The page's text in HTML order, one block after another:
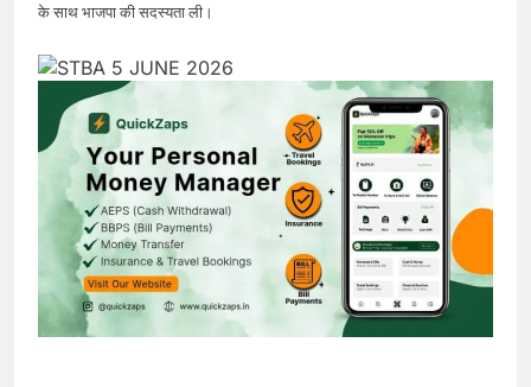
के साथ भाजपा की सदस्यता ली।